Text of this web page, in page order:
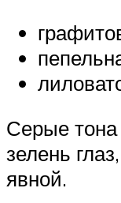
Серые тона
зелень
явной.